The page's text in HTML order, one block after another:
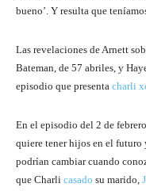
bueno’. Y resulta que
Las revelaciones de Arnett
Bateman, de 57 abriles, y
episodio que presenta charli
En el episodio del 2 de
quiere tener hijos en el futuro
podrían cambiar cuando
que Charli casado su marido,